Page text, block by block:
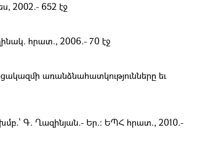
2002.- 652 էջ
հրատ., 2006.- 70 էջ
առանձնահատկությունները եւ
Գ. Ղազինյան.- Եր.։ ԵՊՀ հրատ., 2010.-